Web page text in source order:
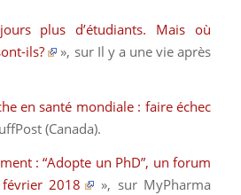
plus d’étudiants. Mais où
ils?
», sur Il y a une vie après
en santé mondiale : faire échec
(Canada).
: “Adopte un PhD”, un forum
2018
», sur MyPharma